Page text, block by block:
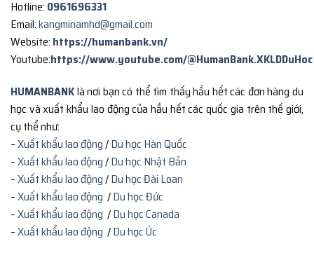
Hotline: 0961696331
Email:kangminamhd@gmail.com
Website: https://humanbank.vn/
Youtube:https://www.youtube.com/@HumanBank.XKLDDuHoc
HUMANBANKlà nơi bạn có thể tìm thấy hầu hết các đơn hàng du
học và xuất khẩu lao động của hầu hết các quốc gia trên thế giới,
cụ thể như:
–Xuất khẩu lao động/Du học Hàn Quốc
–Xuất khẩu lao động/Du học Nhật Bản
–Xuất khẩu lao động/Du học Đài Loan
–Xuất khẩu lao động /Du học Đức
–Xuất khẩu lao động /Du học Canada
–Xuất khẩu lao động /Du học Úc